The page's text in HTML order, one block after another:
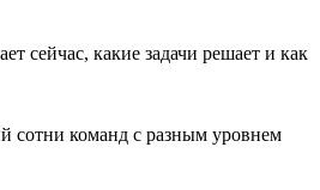
сейчас, какие задачи решает и как
сотни команд с разным уровнем